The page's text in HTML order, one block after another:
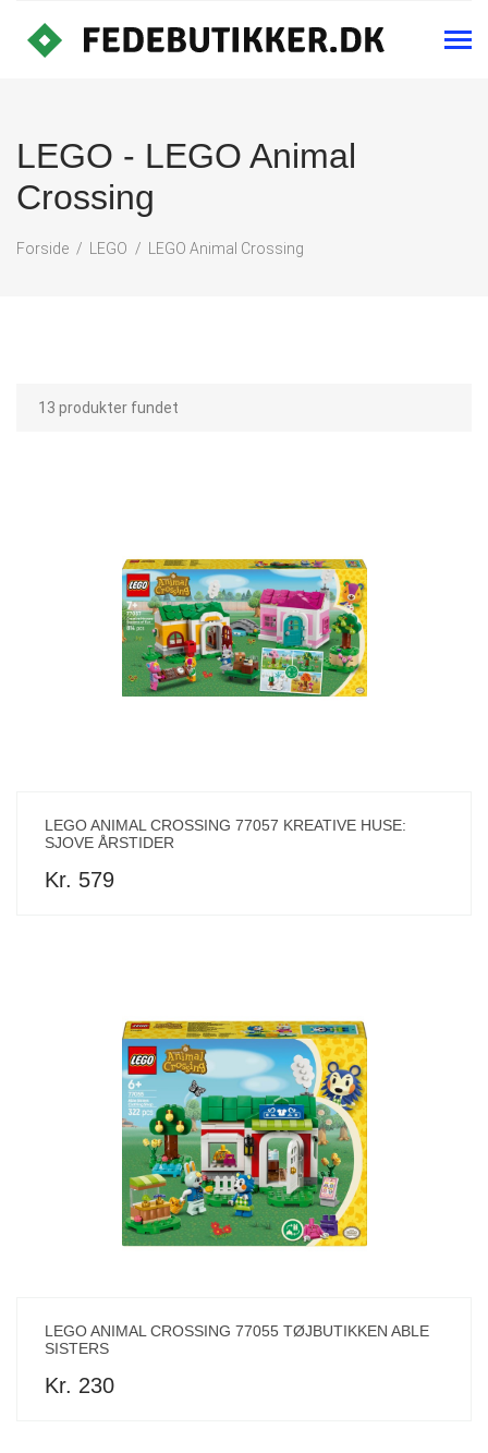
LEGO - LEGO Animal
Crossing
Forside LEGO LEGO Animal Crossing
13 produkter fundet
LEGO ANIMAL CROSSING 77057 KREATIVE HUSE:
SJOVE ÅRSTIDER
Kr. 579
LEGO ANIMAL CROSSING 77055 TØJBUTIKKEN ABLE
SISTERS
Kr. 230